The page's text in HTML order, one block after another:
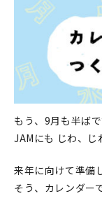
イベント
印刷見本
シルクスクリーン
無地素材
紙
もう、9月も半ばで
JAMにも じわ、じ
来年に向けて準備
そう、カレンダー